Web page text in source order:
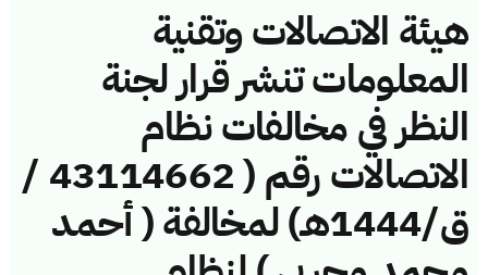
هيئة الاتصالات وتقنية
المعلومات تنشر قرار لجنة
النظر في مخالفات نظام
الاتصالات رقم ( 43114662 /
ق/1444هـ) لمخالفة ( أحمد